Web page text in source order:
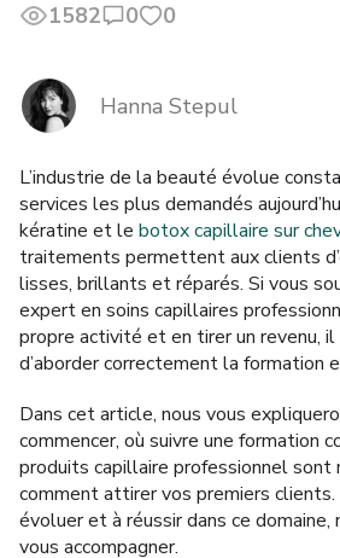
ACCESSOIRES
MARQUES
Questions fréquemment posées
Contactez nous
Commentaires
1582 0 0
Hanna Stepul
L’industrie de la beauté évolue
services les plus demandés
kératine et le botox capillaire sur
traitements permettent aux clients
lisses, brillants et réparés. Si vous
expert en soins capillaires
propre activité et en tirer un revenu,
d’aborder correctement la formation
Dans cet article, nous vous
commencer, où suivre une formation
produits capillaire professionnel sont
comment attirer vos premiers
évoluer et à réussir dans ce domaine,
vous accompagner.